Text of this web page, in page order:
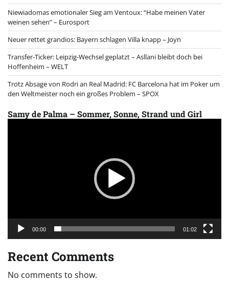
Niewiadomas emotionaler Sieg am Ventoux: “Habe meinen Vater
weinen sehen” – Eurosport
Neuer rettet grandios: Bayern schlagen Villa knapp – Joyn
Transfer-Ticker: Leipzig-Wechsel geplatzt – Asllani bleibt doch bei
Hoffenheim – WELT
Trotz Absage von Rodri an Real Madrid: FC Barcelona hat im Poker um
den Weltmeister noch ein großes Problem – SPOX
Samy de Palma – Sommer, Sonne, Strand und Girl
00:00 01:02
Recent Comments
No comments to show.